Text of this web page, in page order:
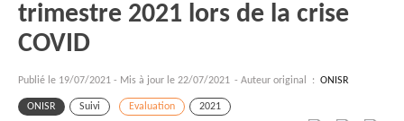
trimestre 2021 lors de la crise
COVID
Publié le 19/07/2021 - Mis à jour le 22/07/2021 - Auteur original : ONISR
ONISR Suivi Evaluation 2021